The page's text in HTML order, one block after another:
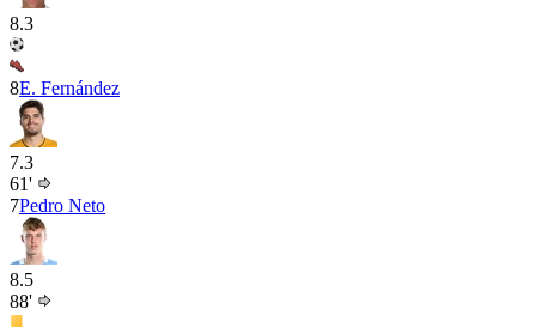
8.3
8E. Fernández
7.3
61'
7Pedro Neto
8.5
88'